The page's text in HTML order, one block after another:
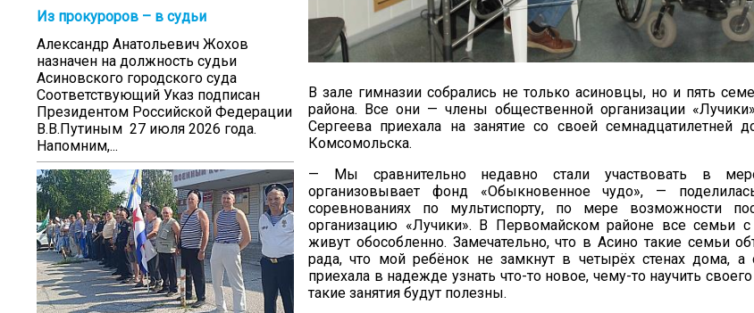
Из прокуроров – в судьи
Александр Анатольевич Жохов
назначен на должность судьи
Асиновского городского суда
Соответствующий Указ подписан
Президентом Российской Федерации
В.В.Путиным 27 июля 2026 года.
Напомним,...
В зале гимназии собрались не только асиновцы, но и пять
района. Все они — члены общественной организации
Сергеева приехала на занятие со своей семнадцатилетней
Комсомольска.
— Мы сравнительно недавно стали участвовать в
организовывает фонд «Обыкновенное чудо», —
соревнованиях по мультиспорту, по мере возможности
организацию «Лучики». В Первомайском районе все семьи
живут обособленно. Замечательно, что в Асино такие семьи
рада, что мой ребёнок не замкнут в четырёх стенах дома, а
приехала в надежде узнать что-то новое, чему-то научить
такие занятия будут полезны.
20.09.2017
Посмотреть...